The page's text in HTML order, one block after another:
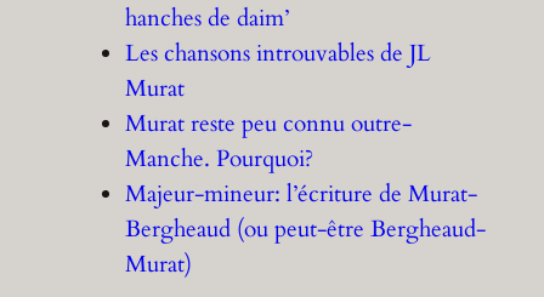
hanches de daim’
Les chansons introuvables de JL
Murat
Murat reste peu connu outre-
Manche. Pourquoi?
Majeur-mineur: l’écriture de Murat-
Bergheaud (ou peut-être Bergheaud-
Murat)